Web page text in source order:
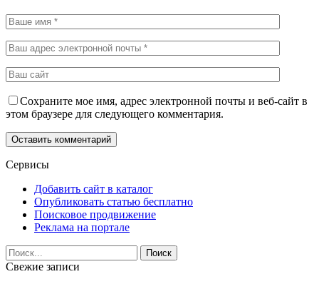
Сохраните мое имя, адрес электронной почты и веб-сайт в
этом браузере для следующего комментария.
Сервисы
Добавить сайт в каталог
Опубликовать статью бесплатно
Поисковое продвижение
Реклама на портале
Свежие записи